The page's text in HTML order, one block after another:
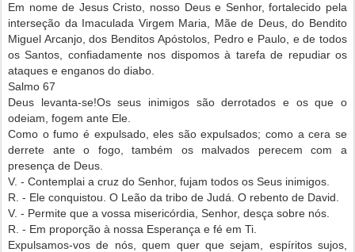
Em nome de Jesus Cristo, nosso Deus e Senhor, fortalecido pela
interseção da Imaculada Virgem Maria, Mãe de Deus, do Bendito
Miguel Arcanjo, dos Benditos Apóstolos, Pedro e Paulo, e de todos
os Santos, confiadamente nos dispomos à tarefa de repudiar os
ataques e enganos do diabo.
Salmo 67
Deus levanta-se!Os seus inimigos são derrotados e os que o
odeiam, fogem ante Ele.
Como o fumo é expulsado, eles são expulsados; como a cera se
derrete ante o fogo, também os malvados perecem com a
presença de Deus.
V. - Contemplai a cruz do Senhor, fujam todos os Seus inimigos.
R. - Ele conquistou. O Leão da tribo de Judá. O rebento de David.
V. - Permite que a vossa misericórdia, Senhor, desça sobre nós.
R. - Em proporção à nossa Esperança e fé em Ti.
Expulsamos-vos de nós, quem quer que sejam, espíritos sujos,